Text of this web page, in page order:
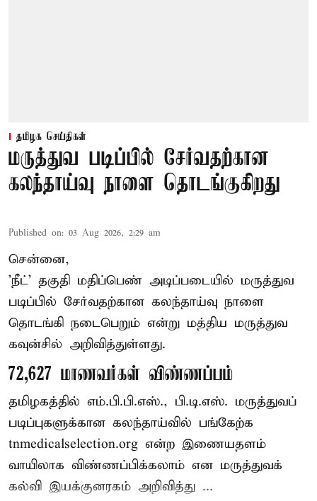
தமிழக செய்திகள்
மருத்துவ படிப்பில் சேர்வதற்கான
கலந்தாய்வு நாளை தொடங்குகிறது
Published on: 03 Aug 2026, 2:29 am
சென்னை,
'நீட்' தகுதி மதிப்பெண் அடிப்படையில் மருத்துவ
படிப்பில் சேர்வதற்கான கலந்தாய்வு நாளை
தொடங்கி நடைபெறும் என்று மத்திய மருத்துவ
கவுன்சில் அறிவித்துள்ளது.
72,627 மாணவர்கள் விண்ணப்பம்
தமிழகத்தில் எம்.பி.பி.எஸ்., பி.டி.எஸ். மருத்துவப்
படிப்புகளுக்கான கலந்தாய்வில் பங்கேற்க
tnmedicalselection.org என்ற இணையதளம்
வாயிலாக விண்ணப்பிக்கலாம் என மருத்துவக்
கல்வி இயக்குனரகம் அறிவித்து ...